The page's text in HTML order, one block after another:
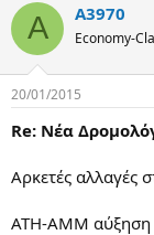
A A3970
Economy-
20/01/2015
Re: Νέα
Αρκετές αλλαγές
ATH-AMM